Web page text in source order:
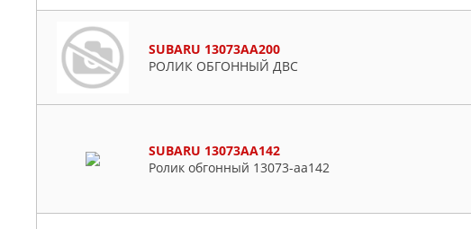
SUBARU 13073AA200
РОЛИК ОБГОННЫЙ ДВС
SUBARU 13073AA142
Ролик обгонный 13073-aa142